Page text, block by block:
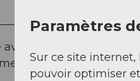
une bonne
des bâtons.
Paramètres
Sur ce site internet,
pouvoir optimiser